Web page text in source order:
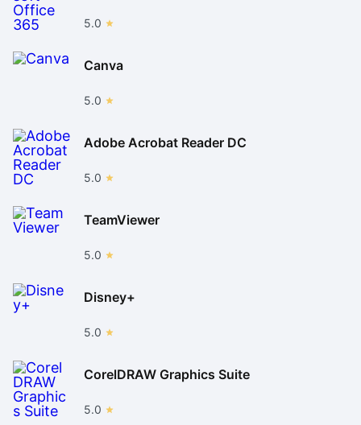
5.0
Canva
5.0
Adobe Acrobat Reader DC
5.0
TeamViewer
5.0
Disney+
5.0
CorelDRAW Graphics Suite
5.0